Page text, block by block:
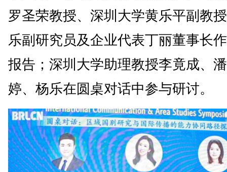
罗圣荣教授、深圳大学黄乐平副教
乐副研究员及企业代表丁丽董事长
报告；深圳大学助理教授李竟成、
婷、杨乐在圆桌对话中参与研讨。